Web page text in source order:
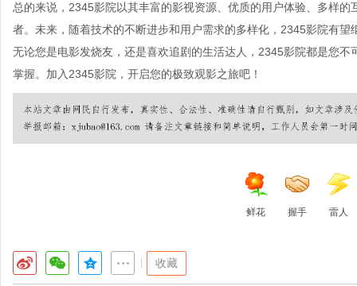
总的来说，2345影院以其丰富的影视资源、优质的用户体验、多样
者。未来，随着技术的不断进步和用户需求的多样化，2345影院有
无论您是电影发烧友，还是喜欢追剧的生活达人，2345影院都是您
掌握。加入2345影院，开启您的极致观影之旅吧！
鲜花 握手 雷人
收藏